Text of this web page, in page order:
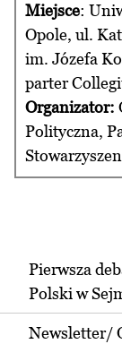
Miejsce:
Opole, ul.
im. Józefa
parter
Organizator:
Polityczna,
Pierwsza
Polski w
Newsletter/